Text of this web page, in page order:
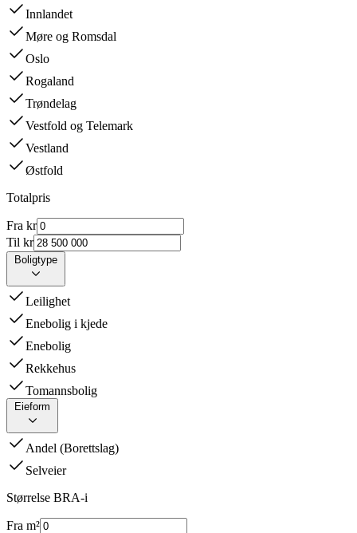
Innlandet
Møre og Romsdal
Oslo
Rogaland
Trøndelag
Vestfold og Telemark
Vestland
Østfold
Totalpris
Fra kr
Til kr
Boligtype
Leilighet
Enebolig i kjede
Enebolig
Rekkehus
Tomannsbolig
Eieform
Andel (Borettslag)
Selveier
Størrelse BRA-i
Fra m²